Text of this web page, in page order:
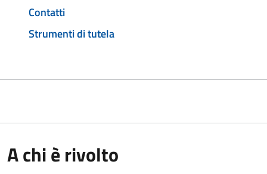
Contatti
Strumenti di tutela
A chi è rivolto